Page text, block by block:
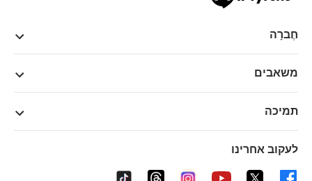
חֶברָה
משאבים
תמיכה
לעקוב אחרינו